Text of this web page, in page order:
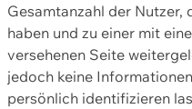
Gesamtanzahl der
haben und zu einer mit
versehenen Seite
jedoch keine
persönlich identifizieren